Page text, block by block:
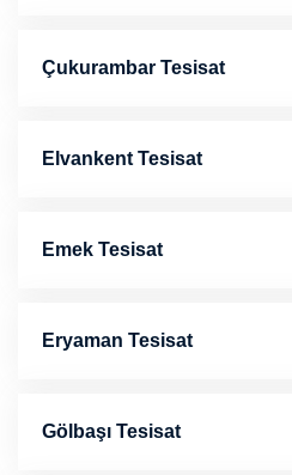
Çukurambar Tesisat
Elvankent Tesisat
Emek Tesisat
Eryaman Tesisat
Gölbaşı Tesisat